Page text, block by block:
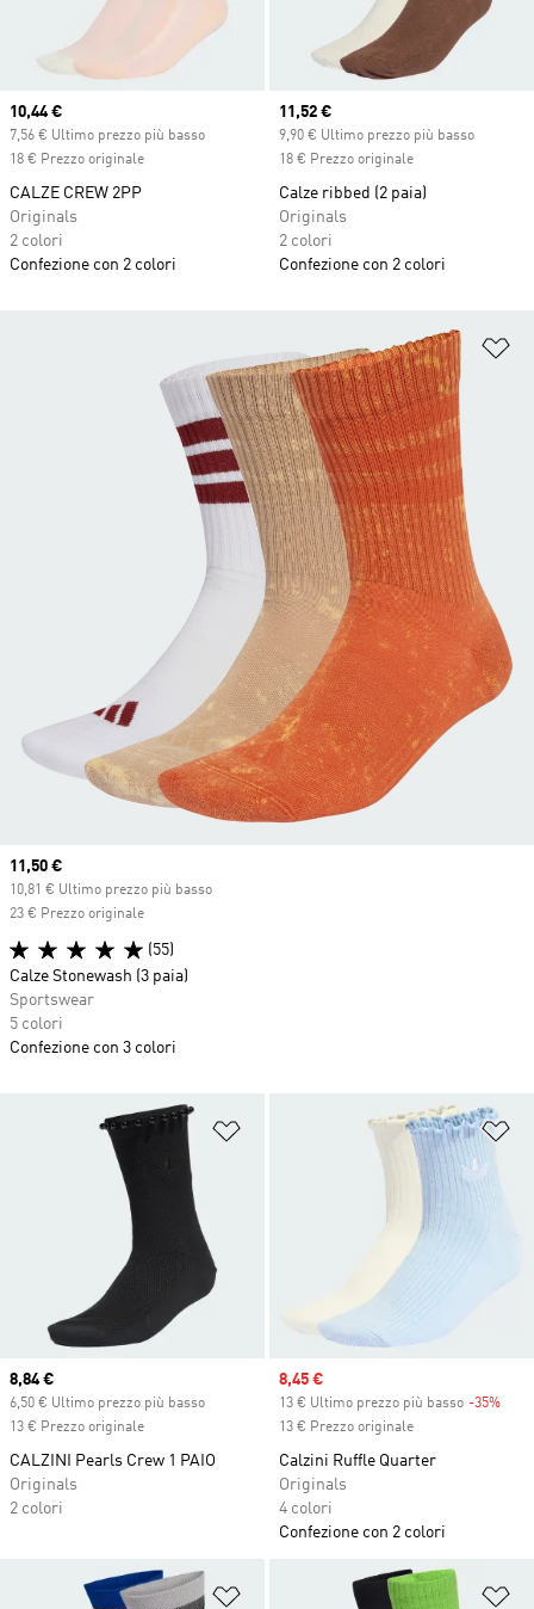
Current price
10,44 €
7,56 € Ultimo prezzo più basso
18 € Prezzo originale
CALZE CREW 2PP
Originals
2 colori
Confezione con 2 colori
Current price
11,52 €
9,90 € Ultimo prezzo più basso
18 € Prezzo originale
Calze ribbed (2 paia)
Originals
2 colori
Confezione con 2 colori
Aggiungi alla lista dei desideri
Current price
8,84 €
6,50 € Ultimo prezzo più basso
13 € Prezzo originale
CALZINI Pearls Crew 1 PAIO
Originals
2 colori
Sale price
8,45 €
13 € Ultimo prezzo più basso -35%
13 € Prezzo originale
Calzini Ruffle Quarter
Originals
4 colori
Confezione con 2 colori
Aggiungi alla lista dei desideri
Current price
11,50 €
10,81 € Ultimo prezzo più basso
23 € Prezzo originale
(55)
Calze Stonewash (3 paia)
Sportswear
5 colori
Confezione con 3 colori